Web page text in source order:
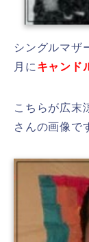
シングルマザ
月にキャンド
こちらが広末
さんの画像で